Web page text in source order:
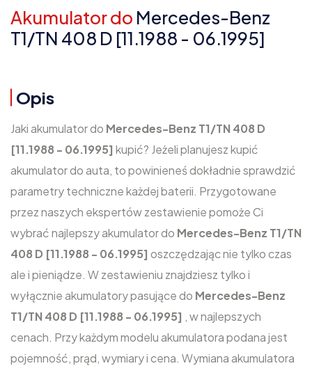
Akumulator do Mercedes-Benz
T1/TN 408 D [11.1988 - 06.1995]
Opis
Jaki akumulator do Mercedes-Benz T1/TN 408 D
[11.1988 - 06.1995] kupić? Jeżeli planujesz kupić
akumulator do auta, to powinieneś dokładnie sprawdzić
parametry techniczne każdej baterii. Przygotowane
przez naszych ekspertów zestawienie pomoże Ci
wybrać najlepszy akumulator do Mercedes-Benz T1/TN
408 D [11.1988 - 06.1995] oszczędzając nie tylko czas
ale i pieniądze. W zestawieniu znajdziesz tylko i
wyłącznie akumulatory pasujące do Mercedes-Benz
T1/TN 408 D [11.1988 - 06.1995] , w najlepszych
cenach. Przy każdym modelu akumulatora podana jest
pojemność, prąd, wymiary i cena. Wymiana akumulatora